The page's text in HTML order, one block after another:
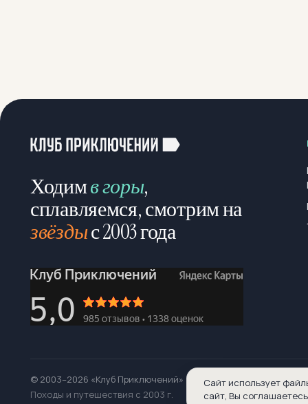
Ходимв горы,
сплавляемся, смотрим на
звёздыс 2003 года
© 2003–2026 «Клуб Приключений»
Походы и путешествия с 2003 г.
Сайт использует
сайт, Вы